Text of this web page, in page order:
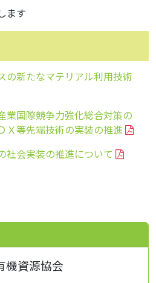
ます
の新たなマテリアル利用技術
業国際競争⼒強化総合対策の
Ｘ等先端技術の実装の推進
社会実装の推進について
機資源協会